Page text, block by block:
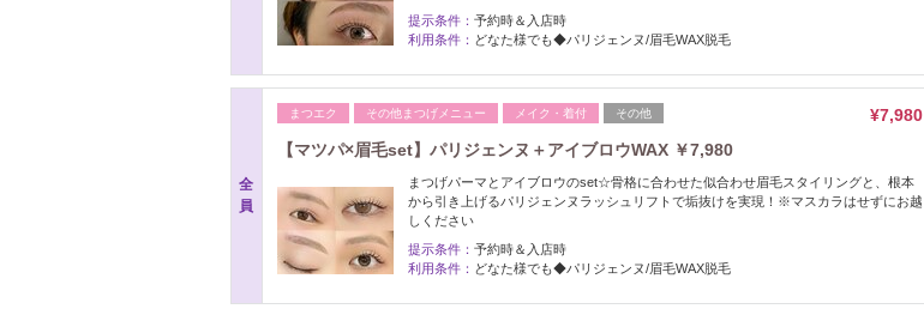
提示条件： 予約時＆入店時
利用条件： どなた様でも◆パリジェンヌ/眉毛WAX脱毛
全
員
まつエク その他まつげメニュー メイク・着付 その他
¥7,980
【マツパ×眉毛set】パリジェンヌ＋アイブロウWAX ￥7,980
まつげパーマとアイブロウのset☆骨格に合わせた似合わせ眉毛スタイリングと、根本
から引き上げるパリジェンヌラッシュリフトで垢抜けを実現！※マスカラはせずにお越
しください
提示条件： 予約時＆入店時
利用条件： どなた様でも◆パリジェンヌ/眉毛WAX脱毛